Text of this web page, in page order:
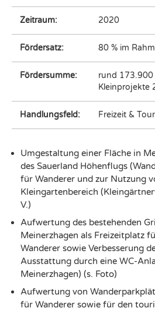
Zeitraum: 2020
Fördersatz: 80 % im
Fördersumme:
rund 173.900
Kleinprojekte
Handlungsfeld: Freizeit &
Umgestaltung einer Fläche in
des Sauerland Höhenflugs
für Wanderer und zur Nutzung
Kleingartenbereich
V.)
Aufwertung des bestehenden
Meinerzhagen als Freizeitplatz
Wanderer sowie Verbesserung
Ausstattung durch eine WC-
Meinerzhagen) (s. Foto)
Aufwertung von
für Wanderer sowie für den